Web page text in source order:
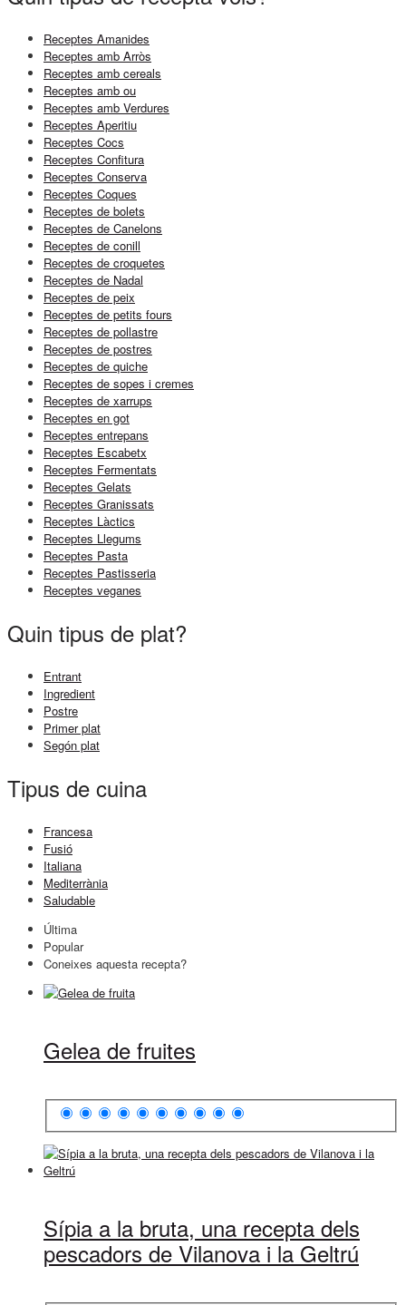
Receptes Amanides
Receptes amb Arròs
Receptes amb cereals
Receptes amb ou
Receptes amb Verdures
Receptes Aperitiu
Receptes Cocs
Receptes Confitura
Receptes Conserva
Receptes Coques
Receptes de bolets
Receptes de Canelons
Receptes de conill
Receptes de croquetes
Receptes de Nadal
Receptes de peix
Receptes de petits fours
Receptes de pollastre
Receptes de postres
Receptes de quiche
Receptes de sopes i cremes
Receptes de xarrups
Receptes en got
Receptes entrepans
Receptes Escabetx
Receptes Fermentats
Receptes Gelats
Receptes Granissats
Receptes Làctics
Receptes Llegums
Receptes Pasta
Receptes Pastisseria
Receptes veganes
Quin tipus de plat?
Entrant
Ingredient
Postre
Primer plat
Segón plat
Tipus de cuina
Francesa
Fusió
Italiana
Mediterrània
Saludable
Última
Popular
Coneixes aquesta recepta?
Gelea de fruites
Sípia a la bruta, una recepta dels
pescadors de Vilanova i la Geltrú